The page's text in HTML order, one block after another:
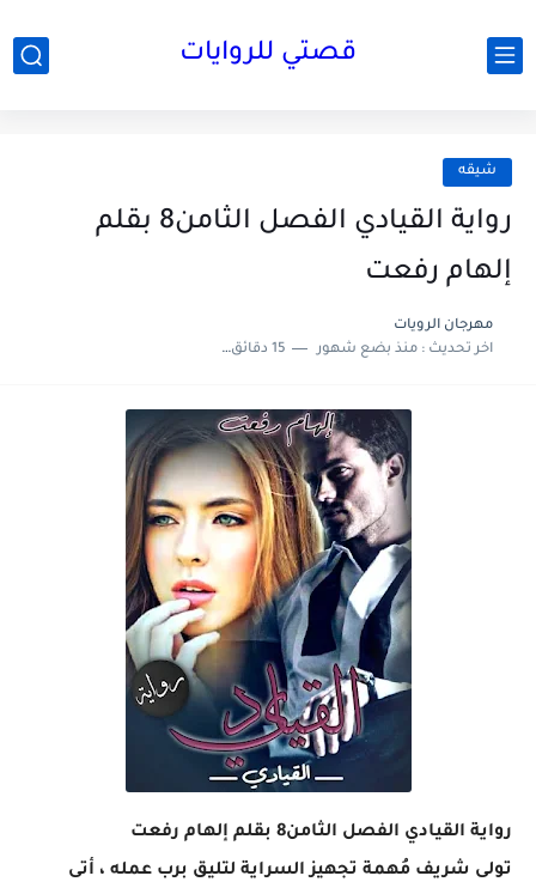
قصتي للروايات
شيقه
رواية القيادي الفصل الثامن8 بقلم
إلهام رفعت
مهرجان الرويات
اخر تحديث :منذ بضع شهور 15 دقائق للقراءة
رواية القيادي الفصل الثامن8 بقلم إلهام رفعت
تولى شريف مُهمة تجهيز السراية لتليق برب عمله ، أتى